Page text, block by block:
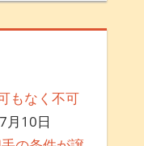
もなく不可
月10日